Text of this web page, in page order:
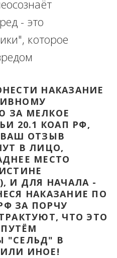
- это
которое
НАКАЗАНИЕ
ЗА МЕЛКОЕ
20.1 КОАП РФ,
ОТЗЫВ
В ЛИЦО,
МЕСТО
И ДЛЯ НАЧАЛА -
НАКАЗАНИЕ ПО
ЗА ПОРЧУ
ЧТО ЭТО
"СЕЛЬД" В
ИНОЕ!